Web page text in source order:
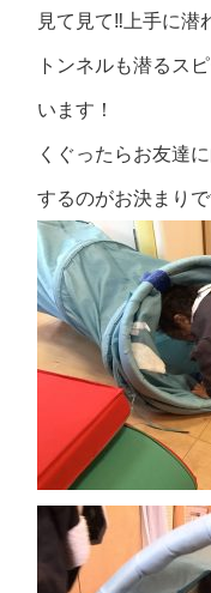
見て見て‼上手に潜
トンネルも潜るス
います！
くぐったらお友達
するのがお決まり